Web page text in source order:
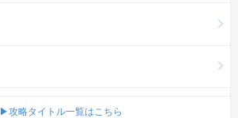
▶攻略タイトル一覧はこちら